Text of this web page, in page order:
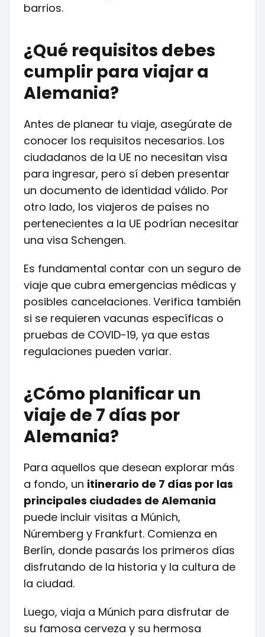
barrios.
¿Qué requisitos debes
cumplir para viajar a
Alemania?
Antes de planear tu viaje, asegúrate de
conocer los requisitos necesarios. Los
ciudadanos de la UE no necesitan visa
para ingresar, pero sí deben presentar
un documento de identidad válido. Por
otro lado, los viajeros de países no
pertenecientes a la UE podrían necesitar
una visa Schengen.
Es fundamental contar con un seguro de
viaje que cubra emergencias médicas y
posibles cancelaciones. Verifica también
si se requieren vacunas específicas o
pruebas de COVID-19, ya que estas
regulaciones pueden variar.
¿Cómo planificar un
viaje de 7 días por
Alemania?
Para aquellos que desean explorar más
a fondo, un itinerario de 7 días por las
principales ciudades de Alemania
puede incluir visitas a Múnich,
Núremberg y Frankfurt. Comienza en
Berlín, donde pasarás los primeros días
disfrutando de la historia y la cultura de
la ciudad.
Luego, viaja a Múnich para disfrutar de
su famosa cerveza y su hermosa